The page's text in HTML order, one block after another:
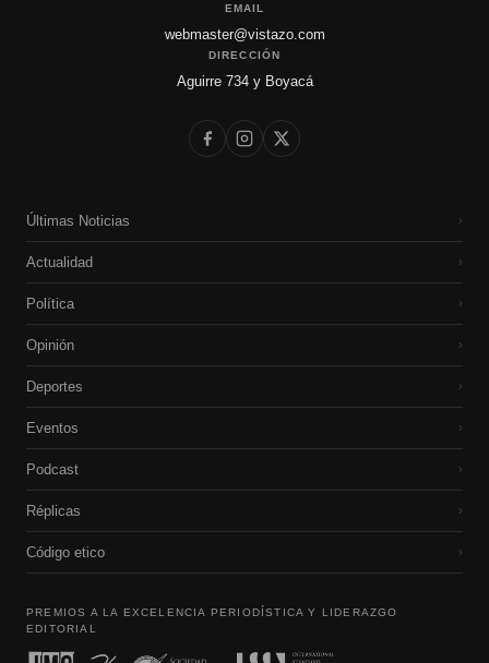
EMAIL
webmaster@vistazo.com
DIRECCIÓN
Aguirre 734 y Boyacá
Últimas Noticias ›
Actualidad ›
Política ›
Opinión ›
Deportes ›
Eventos ›
Podcast ›
Réplicas ›
Código etico ›
PREMIOS A LA EXCELENCIA PERIODÍSTICA Y LIDERAZGO
EDITORIAL